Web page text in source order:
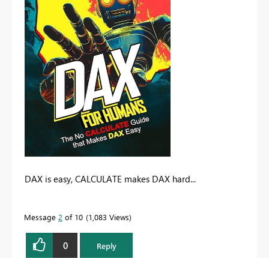
DAX is easy, CALCULATE makes DAX hard...
Message 2 of 10 1,083 Views
0 Reply